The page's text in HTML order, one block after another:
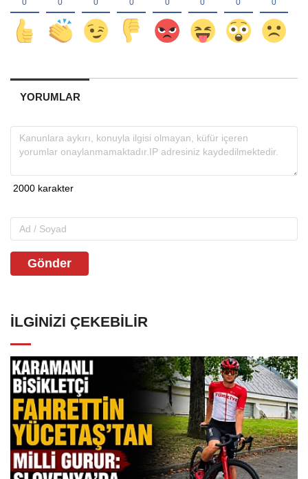
YORUMLAR
Gönder
İLGINIZI ÇEKEBILIR